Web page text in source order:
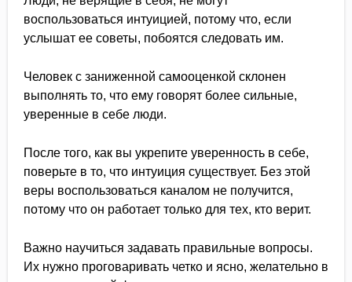
воспользоваться интуицией, потому что, если
услышат ее советы, побоятся следовать им.
Человек с заниженной самооценкой склонен
выполнять то, что ему говорят более сильные,
уверенные в себе люди.
После того, как вы укрепите уверенность в себе,
поверьте в то, что интуиция существует. Без этой
веры воспользоваться каналом не получится,
потому что он работает только для тех, кто верит.
Важно научиться задавать правильные вопросы.
Их нужно проговаривать четко и ясно, желательно в